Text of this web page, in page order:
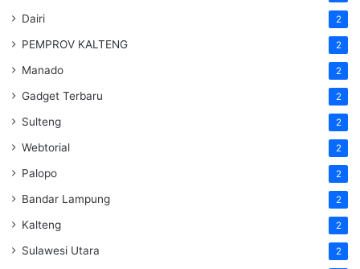
Dairi 2
PEMPROV KALTENG 2
Manado 2
Gadget Terbaru 2
Sulteng 2
Webtorial 2
Palopo 2
Bandar Lampung 2
Kalteng 2
Sulawesi Utara 2